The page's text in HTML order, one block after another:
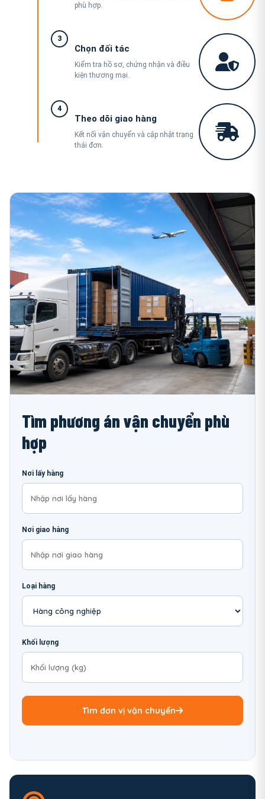
phù hợp.
3
Chọn đối tác
Kiểm tra hồ sơ, chứng nhận và điều
kiện thương mại.
4
Theo dõi giao hàng
Kết nối vận chuyển và cập nhật trạng
thái đơn.
Tìm phương án vận chuyển phù
hợp
Nơi lấy hàng
Nơi giao hàng
Loại hàng
Khối lượng
Tìm đơn vị vận chuyển